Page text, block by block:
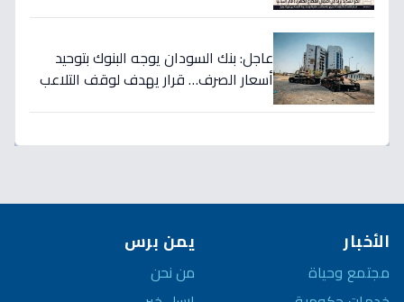
عاجل: بنك السودان يوجه البنوك بتوحيد
أسعار الصرف… قرار يهدف لوقف التلاعب
الأخبار
مجتمع وحياة
يمن برس
من نحن